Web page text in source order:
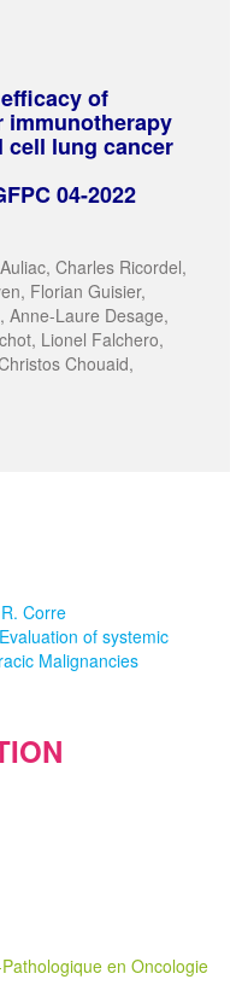
of
immunotherapy
cell lung cancer
04-2022
Charles Ricordel,
Florian Guisier,
Anne-Laure Desage,
Lionel Falchero,
Chouaid,
Corre
of systemic
Malignancies
en Oncologie